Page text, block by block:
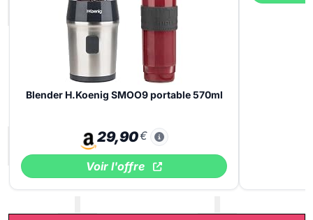
Blender H.Koenig SMOO9 portable 570ml
29,90€
Voir l'offre